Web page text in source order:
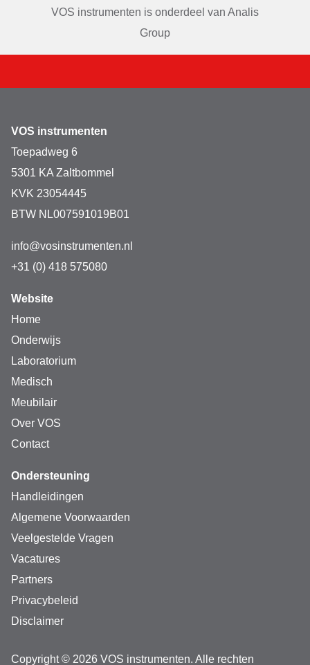
VOS instrumenten is onderdeel van Analis
Group
VOS instrumenten
Toepadweg 6
5301 KA Zaltbommel
KVK 23054445
BTW NL007591019B01
info@vosinstrumenten.nl
+31 (0) 418 575080
Website
Home
Onderwijs
Laboratorium
Medisch
Meubilair
Over VOS
Contact
Ondersteuning
Handleidingen
Algemene Voorwaarden
Veelgestelde Vragen
Vacatures
Partners
Privacybeleid
Disclaimer
Copyright © 2026 VOS instrumenten. Alle rechten